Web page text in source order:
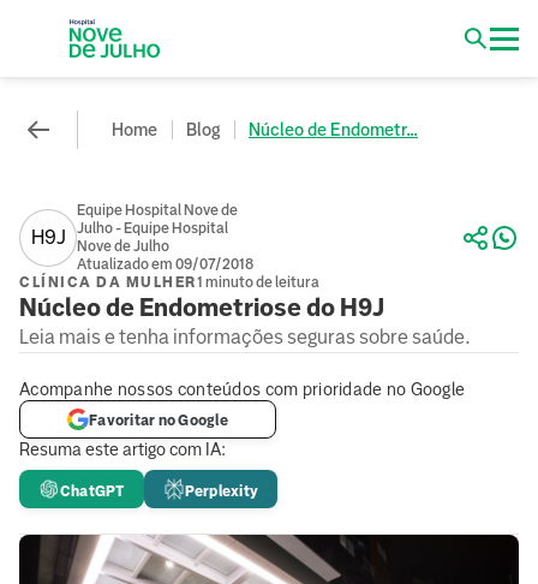
Home Blog Núcleo de Endometr...
H9J
Equipe Hospital Nove de
Julho - Equipe Hospital
Nove de Julho
Atualizado em 09/07/2018
CLÍNICA DA MULHER1 minuto de leitura
Núcleo de Endometriose do H9J
Leia mais e tenha informações seguras sobre saúde.
Resuma este artigo com IA:
ChatGPT Perplexity
Acompanhe nossos conteúdos com prioridade no Google
Favoritar no Google